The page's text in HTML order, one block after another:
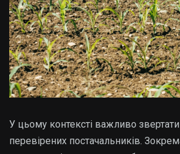
У цьому контексті важливо
перевірених постачальників.